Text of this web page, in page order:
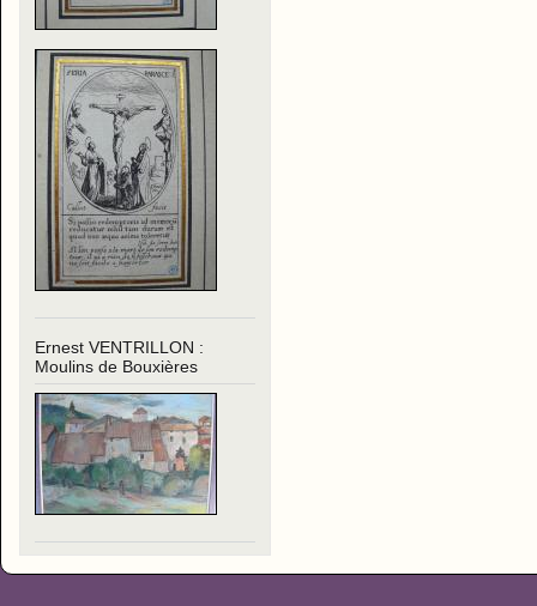
Ernest VENTRILLON :
Moulins de Bouxières